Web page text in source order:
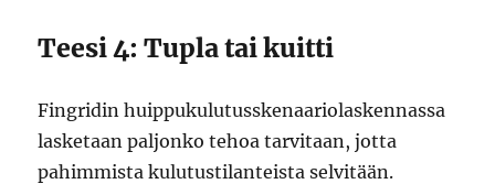
Teesi 4: Tupla tai kuitti
Fingridin huippukulutusskenaariolaskennassa
lasketaan paljonko tehoa tarvitaan, jotta
pahimmista kulutustilanteista selvitään.